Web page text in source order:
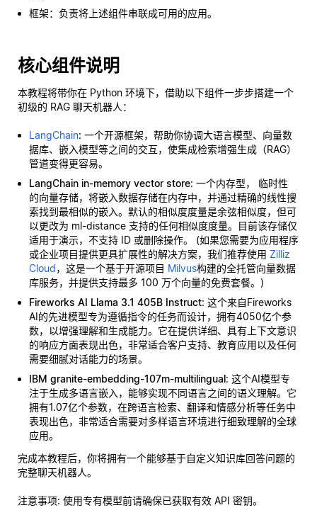
框架：负责将上述组件串联成可用的应用。
核心组件说明
本教程将带你在 Python 环境下，借助以下组件一步步搭建一个
初级的 RAG 聊天机器人：
LangChain: 一个开源框架，帮助你协调大语言模型、向量数
据库、嵌入模型等之间的交互，使集成检索增强生成（RAG）
管道变得更容易。
LangChain in-memory vector store: 一个内存型， 临时性
的向量存储，将嵌入数据存储在内存中，并通过精确的线性搜
索找到最相似的嵌入。默认的相似度度量是余弦相似度，但可
以更改为 ml-distance 支持的任何相似度度量。目前该存储仅
适用于演示，不支持 ID 或删除操作。 (如果您需要为应用程序
或企业项目提供更具扩展性的解决方案，我们推荐使用 Zilliz
Cloud，这是一个基于开源项目 Milvus构建的全托管向量数据
库服务，并提供支持最多 100 万个向量的免费套餐。)
Fireworks AI Llama 3.1 405B Instruct: 这个来自Fireworks
AI的先进模型专为遵循指令的任务而设计，拥有4050亿个参
数，以增强理解和生成能力。它在提供详细、具有上下文意识
的响应方面表现出色，非常适合客户支持、教育应用以及任何
需要细腻对话能力的场景。
IBM granite-embedding-107m-multilingual: 这个AI模型专
注于生成多语言嵌入，能够实现不同语言之间的语义理解。它
拥有1.07亿个参数，在跨语言检索、翻译和情感分析等任务中
表现出色，非常适合需要对多样语言环境进行细致理解的全球
应用。
完成本教程后，你将拥有一个能够基于自定义知识库回答问题的
完整聊天机器人。
注意事项: 使用专有模型前请确保已获取有效 API 密钥。